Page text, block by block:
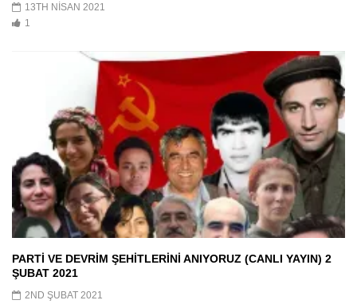
13TH NISAN 2021
1
PARTİ VE DEVRİM ŞEHİTLERİNİ ANIYORUZ (CANLI YAYIN) 2
ŞUBAT 2021
2ND ŞUBAT 2021